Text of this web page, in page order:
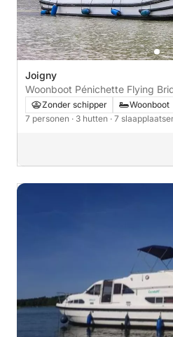
Joigny
Woonboot Pénichette Flying
Zonder schipper
Woonboot
7 personen · 3 hutten · 7